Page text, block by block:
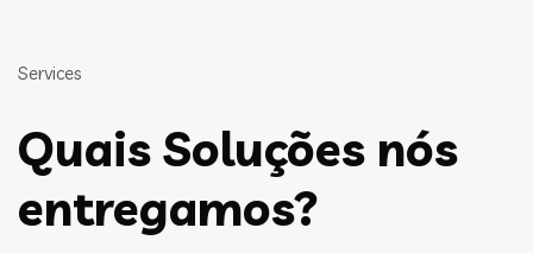
Services
Quais Soluções nós
entregamos?